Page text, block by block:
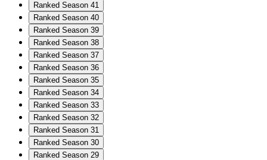
Ranked Season 41
Ranked Season 40
Ranked Season 39
Ranked Season 38
Ranked Season 37
Ranked Season 36
Ranked Season 35
Ranked Season 34
Ranked Season 33
Ranked Season 32
Ranked Season 31
Ranked Season 30
Ranked Season 29